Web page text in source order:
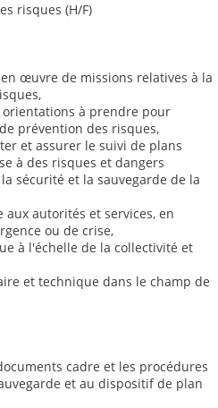
risques (H/F)
œuvre de missions relatives à la
à prendre pour
prévention des risques,
et assurer le suivi de plans
à des risques et dangers
sécurité et la sauvegarde de la
autorités et services, en
ou de crise,
à l'échelle de la collectivité et
et technique dans le champ de
cadre et les procédures
et au dispositif de plan